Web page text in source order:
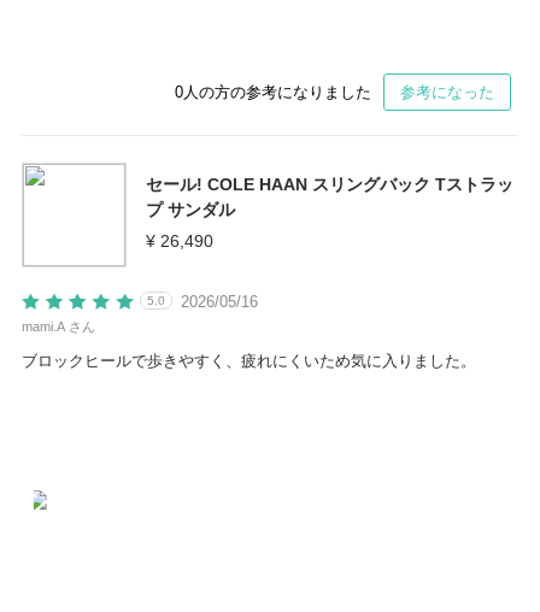
0 人の方の参考になりました 参考になった
セール! COLE HAAN スリングバック Tストラッ
プ サンダル
¥ 26,490
2026/05/16
5.0
mami.A さん
ブロックヒールで歩きやすく、疲れにくいため気に入りました。